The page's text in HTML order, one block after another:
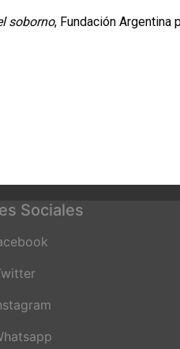
soborno, Fundación Argentina
Sociales